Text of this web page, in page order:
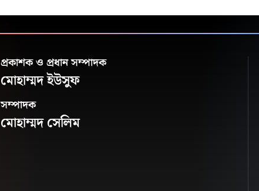
প্রকাশক ও প্রধান সম্পাদক
মোহাম্মদ ইউসুফ
সম্পাদক
মোহাম্মদ সেলিম